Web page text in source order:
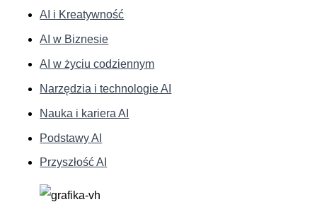
AI i Kreatywność
AI w Biznesie
AI w życiu codziennym
Narzędzia i technologie AI
Nauka i kariera AI
Podstawy AI
Przyszłość AI